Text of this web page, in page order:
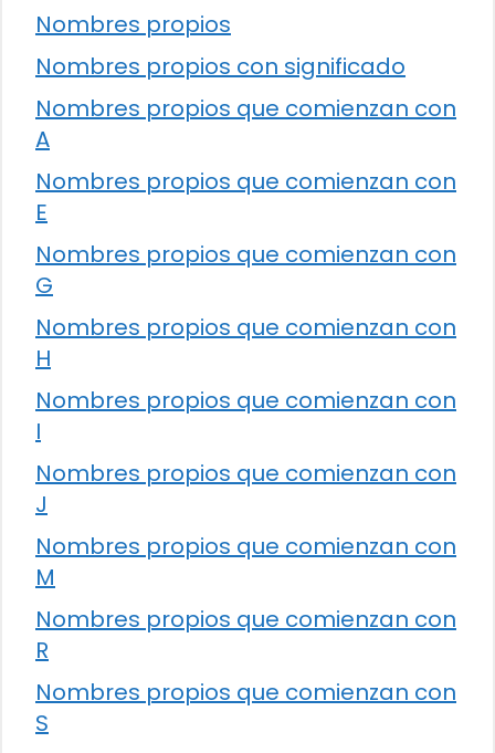
Nombres propios
Nombres propios con significado
Nombres propios que comienzan con
A
Nombres propios que comienzan con
E
Nombres propios que comienzan con
G
Nombres propios que comienzan con
H
Nombres propios que comienzan con
I
Nombres propios que comienzan con
J
Nombres propios que comienzan con
M
Nombres propios que comienzan con
R
Nombres propios que comienzan con
S